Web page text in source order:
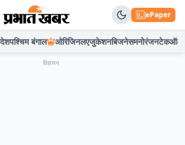
ePaper
पश्चिम बंगाल ओरिजिनलएजुकेशनबिजनेसमनोरंजनटेकऑटो
विज्ञापन